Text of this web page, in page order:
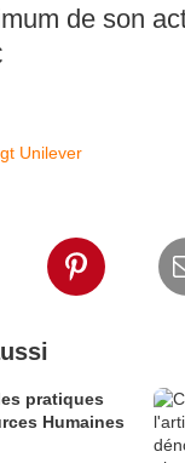
de son
Unilever
pratiques
Humaines